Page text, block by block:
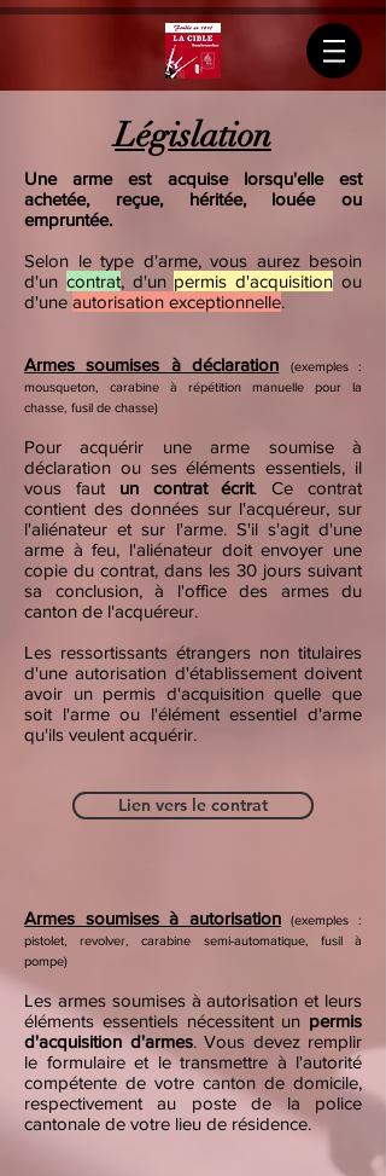
Législation
Une arme est acquise lorsqu'elle est
achetée, reçue, héritée, louée ou
empruntée.
Selon le type d'arme, vous aurez besoin
d'un contrat, d'un permis d'acquisition ou
d'une autorisation exceptionnelle.
Armes soumises à déclaration
(exemples :
mousqueton, carabine à répétition manuelle pour la
chasse, fusil de chasse)
Pour acquérir une arme soumise à
déclaration ou ses éléments essentiels, il
vous faut un contrat écrit. Ce contrat
contient des données sur l'acquéreur, sur
l'aliénateur et sur l'arme. S'il s'agit d'une
arme à feu, l'aliénateur doit envoyer une
copie du contrat, dans les 30 jours suivant
sa conclusion, à l'office des armes du
canton de l'acquéreur.
Les ressortissants étrangers non titulaires
d'une autorisation d'établissement doivent
avoir un permis d'acquisition quelle que
soit l'arme ou l'élément essentiel d'arme
qu'ils veulent acquérir.
Lien vers le contrat
Armes soumises à autorisation
(exemples :
pistolet, revolver, carabine semi-automatique, fusil à
pompe)
Les armes soumises à autorisation et leurs
éléments essentiels nécessitent un permis
d'acquisition d'armes. Vous devez remplir
le formulaire et le transmettre à l'autorité
compétente de votre canton de domicile,
respectivement au poste de la police
cantonale de votre lieu de résidence.